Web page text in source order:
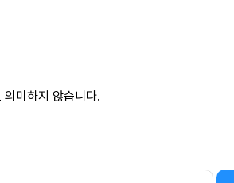
미하지 않습니다.